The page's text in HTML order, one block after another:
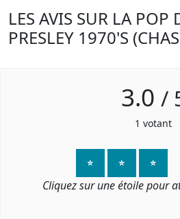
LES AVIS SUR LA POP
PRESLEY 1970'S
3.0 /
1 votant
⭐ ⭐ ⭐
Cliquez sur une étoile pour